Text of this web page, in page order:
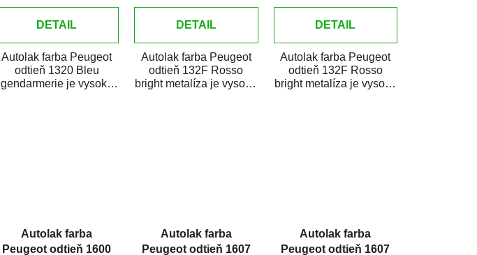
DETAIL
Autolak farba Peugeot
odtieň 1320 Bleu
gendarmerie je vysoko
DETAIL
Autolak farba Peugeot
odtieň 132F Rosso
bright metalíza je vysoko
DETAIL
Autolak farba Peugeot
odtieň 132F Rosso
bright metalíza je vysoko
Autolak farba
Peugeot odtieň 1600
Autolak farba
Peugeot odtieň 1607
Autolak farba
Peugeot odtieň 1607